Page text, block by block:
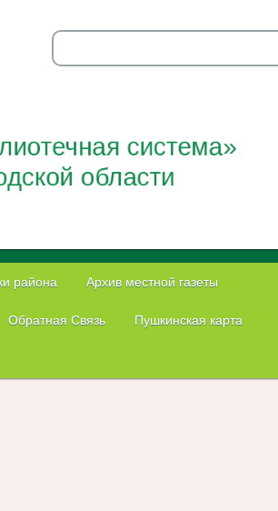
района Архив местной газеты
Обратная Связь Пушкинская карта